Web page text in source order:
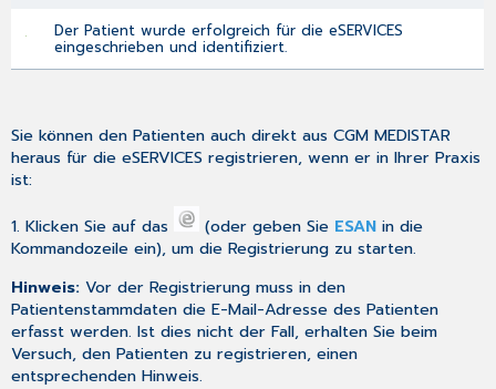
Der Patient wurde erfolgreich für die eSERVICES
eingeschrieben und identifiziert.
Sie können den Patienten auch direkt aus CGM MEDISTAR
heraus für die eSERVICES registrieren, wenn er in Ihrer Praxis
ist:
1. Klicken Sie auf das
(oder geben Sie ESAN in die
Kommandozeile ein), um die Registrierung zu starten.
Hinweis:Vor der Registrierung muss in den
Patientenstammdaten die E-Mail-Adresse des Patienten
erfasst werden. Ist dies nicht der Fall, erhalten Sie beim
Versuch, den Patienten zu registrieren, einen
entsprechenden Hinweis.